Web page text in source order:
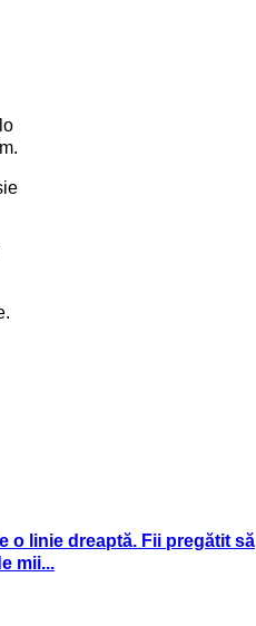
o linie dreaptă. Fii pregătit să
mii...